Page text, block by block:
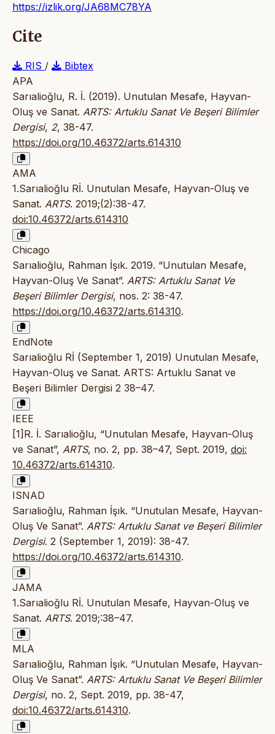
https://izlik.org/JA68MC78YA
Cite
RIS /
Bibtex
APA
Sarıalioğlu, R. İ. (2019). Unutulan Mesafe, Hayvan-
Oluş ve Sanat. ARTS: Artuklu Sanat Ve Beşeri Bilimler
Dergisi, 2, 38-47.
https://doi.org/10.46372/arts.614310
AMA
1.Sarıalioğlu Rİ. Unutulan Mesafe, Hayvan-Oluş ve
Sanat. ARTS. 2019;(2):38-47.
doi:10.46372/arts.614310
Chicago
Sarıalioğlu, Rahman İşık. 2019. “Unutulan Mesafe,
Hayvan-Oluş Ve Sanat”. ARTS: Artuklu Sanat Ve
Beşeri Bilimler Dergisi, nos. 2: 38-47.
https://doi.org/10.46372/arts.614310.
EndNote
Sarıalioğlu Rİ (September 1, 2019) Unutulan Mesafe,
Hayvan-Oluş ve Sanat. ARTS: Artuklu Sanat ve
Beşeri Bilimler Dergisi 2 38–47.
IEEE
[1]R. İ. Sarıalioğlu, “Unutulan Mesafe, Hayvan-Oluş
ve Sanat”, ARTS, no. 2, pp. 38–47, Sept. 2019, doi:
10.46372/arts.614310.
ISNAD
Sarıalioğlu, Rahman İşık. “Unutulan Mesafe, Hayvan-
Oluş Ve Sanat”. ARTS: Artuklu Sanat ve Beşeri Bilimler
Dergisi. 2 (September 1, 2019): 38-47.
https://doi.org/10.46372/arts.614310.
JAMA
1.Sarıalioğlu Rİ. Unutulan Mesafe, Hayvan-Oluş ve
Sanat. ARTS. 2019;:38–47.
MLA
Sarıalioğlu, Rahman İşık. “Unutulan Mesafe, Hayvan-
Oluş Ve Sanat”. ARTS: Artuklu Sanat Ve Beşeri Bilimler
Dergisi, no. 2, Sept. 2019, pp. 38-47,
doi:10.46372/arts.614310.